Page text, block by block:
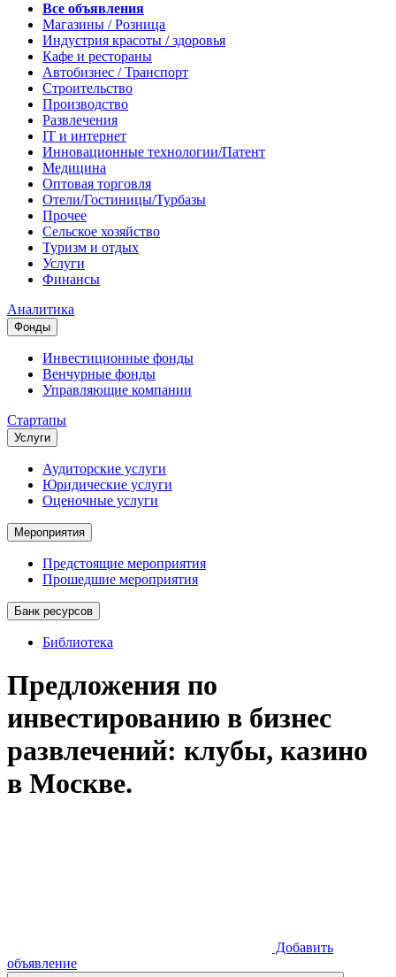
Все объявления
Магазины / Розница
Индустрия красоты / здоровья
Кафе и рестораны
Автобизнес / Транспорт
Строительство
Производство
Развлечения
IT и интернет
Инновационные технологии/Патент
Медицина
Оптовая торговля
Отели/Гостиницы/Турбазы
Прочее
Сельское хозяйство
Туризм и отдых
Услуги
Финансы
Аналитика
Фонды
Инвестиционные фонды
Венчурные фонды
Управляющие компании
Стартапы
Услуги
Аудиторские услуги
Юридические услуги
Оценочные услуги
Мероприятия
Предстоящие мероприятия
Прошедшие мероприятия
Банк ресурсов
Библиотека
Предложения по
инвестированию в бизнес
развлечений: клубы, казино
в Москве.
Добавить
объявление